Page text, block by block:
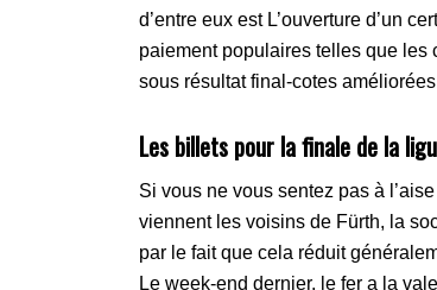
d’entre eux est L’ouverture d’un
paiement populaires telles que les
sous résultat final-cotes
Les billets pour la finale de la
Si vous ne vous sentez pas à
viennent les voisins de Fürth, la
par le fait que cela réduit
Le week-end dernier, le fer a la